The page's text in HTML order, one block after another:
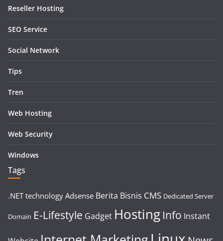
Reseller Hosting
SEO Service
Social Network
Tips
Tren
Web Hosting
Web Security
Windows
Tags
.NET technology Adsense Berita Bisnis CMS Dedicated Server
Domain E-Lifestyle Gadget Hosting Info Instant